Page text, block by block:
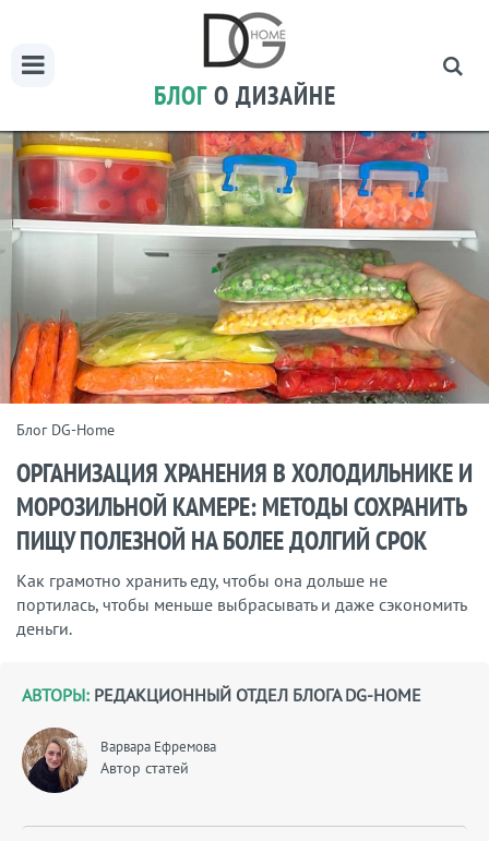
БЛОГ О ДИЗАЙНЕ
Блог DG-Home
ОРГАНИЗАЦИЯ ХРАНЕНИЯ В ХОЛОДИЛЬНИКЕ И
МОРОЗИЛЬНОЙ КАМЕРЕ: МЕТОДЫ СОХРАНИТЬ
ПИЩУ ПОЛЕЗНОЙ НА БОЛЕЕ ДОЛГИЙ СРОК
Как грамотно хранить еду, чтобы она дольше не
портилась, чтобы меньше выбрасывать и даже сэкономить
деньги.
АВТОРЫ: РЕДАКЦИОННЫЙ ОТДЕЛ БЛОГА DG-HOME
Варвара Ефремова
Автор статей